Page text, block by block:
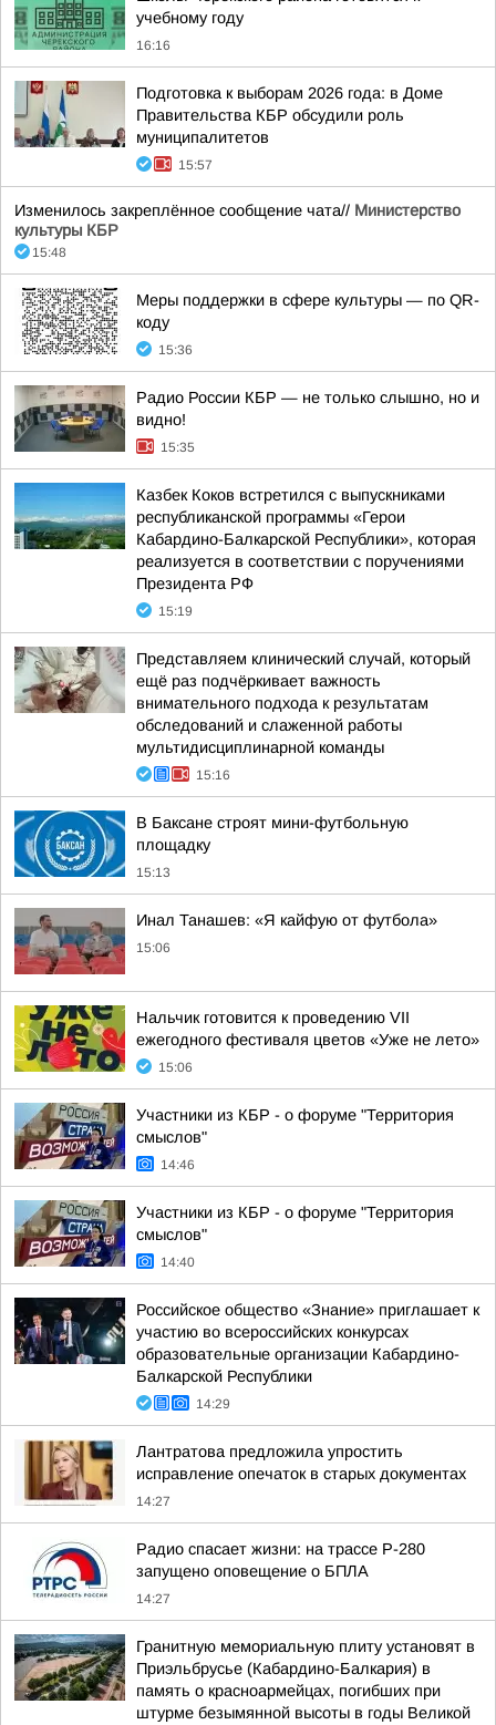
учебному году
16:16
Подготовка к выборам 2026 года: в Доме
Правительства КБР обсудили роль
муниципалитетов
15:57
Изменилось закреплённое сообщение чата// Министерство
культуры КБР
15:48
Меры поддержки в сфере культуры — по QR-
коду
15:36
Радио России КБР — не только слышно, но и
видно!
15:35
Казбек Коков встретился с выпускниками
республиканской программы «Герои
Кабардино-Балкарской Республики», которая
реализуется в соответствии с поручениями
Президента РФ
15:19
Представляем клинический случай, который
ещё раз подчёркивает важность
внимательного подхода к результатам
обследований и слаженной работы
мультидисциплинарной команды
15:16
В Баксане строят мини-футбольную
площадку
15:13
Инал Танашев: «Я кайфую от футбола»
15:06
Нальчик готовится к проведению VII
ежегодного фестиваля цветов «Уже не лето»
15:06
Участники из КБР - о форуме "Территория
смыслов"
14:46
Участники из КБР - о форуме "Территория
смыслов"
14:40
Российское общество «Знание» приглашает к
участию во всероссийских конкурсах
образовательные организации Кабардино-
Балкарской Республики
14:29
Лантратова предложила упростить
исправление опечаток в старых документах
14:27
Радио спасает жизни: на трассе Р-280
запущено оповещение о БПЛА
14:27
Гранитную мемориальную плиту установят в
Приэльбрусье (Кабардино-Балкария) в
память о красноармейцах, погибших при
штурме безымянной высоты в годы Великой